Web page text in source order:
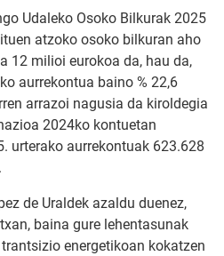
Udaleko Osoko Bilkurak 2025
atzoko osoko bilkuran aho
12 milioi eurokoa da, hau da,
aurrekontua baino % 22,6
arrazoi nagusia da kiroldegia
2024ko kontuetan
urterako aurrekontuak 623.628
de Uraldek azaldu duenez,
baina gure lehentasunak
energetikoan kokatzen